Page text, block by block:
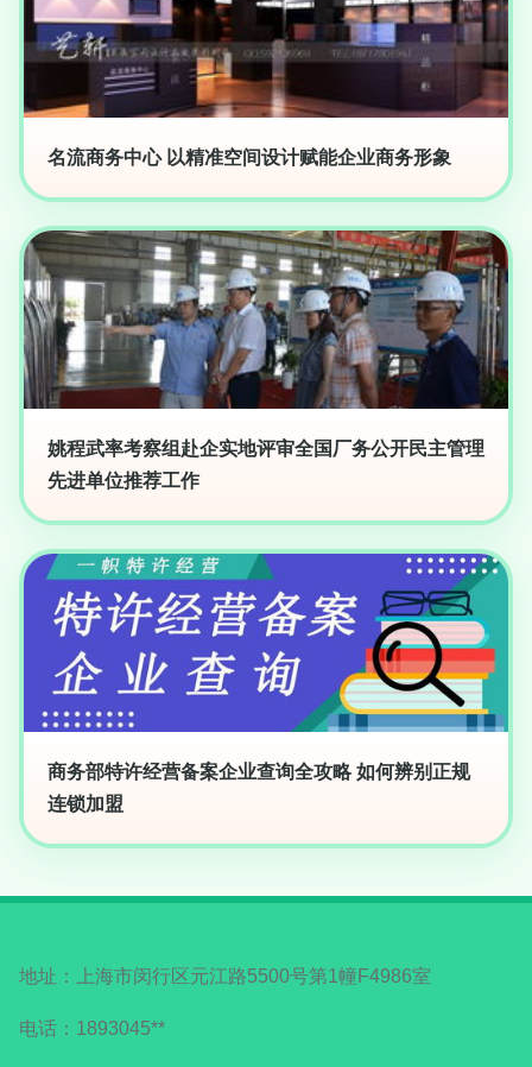
名流商务中心 以精准空间设计赋能企业商务形象
姚程武率考察组赴企实地评审全国厂务公开民主管理
先进单位推荐工作
商务部特许经营备案企业查询全攻略 如何辨别正规
连锁加盟
地址：上海市闵行区元江路5500号第1幢F4986室
电话：1893045**